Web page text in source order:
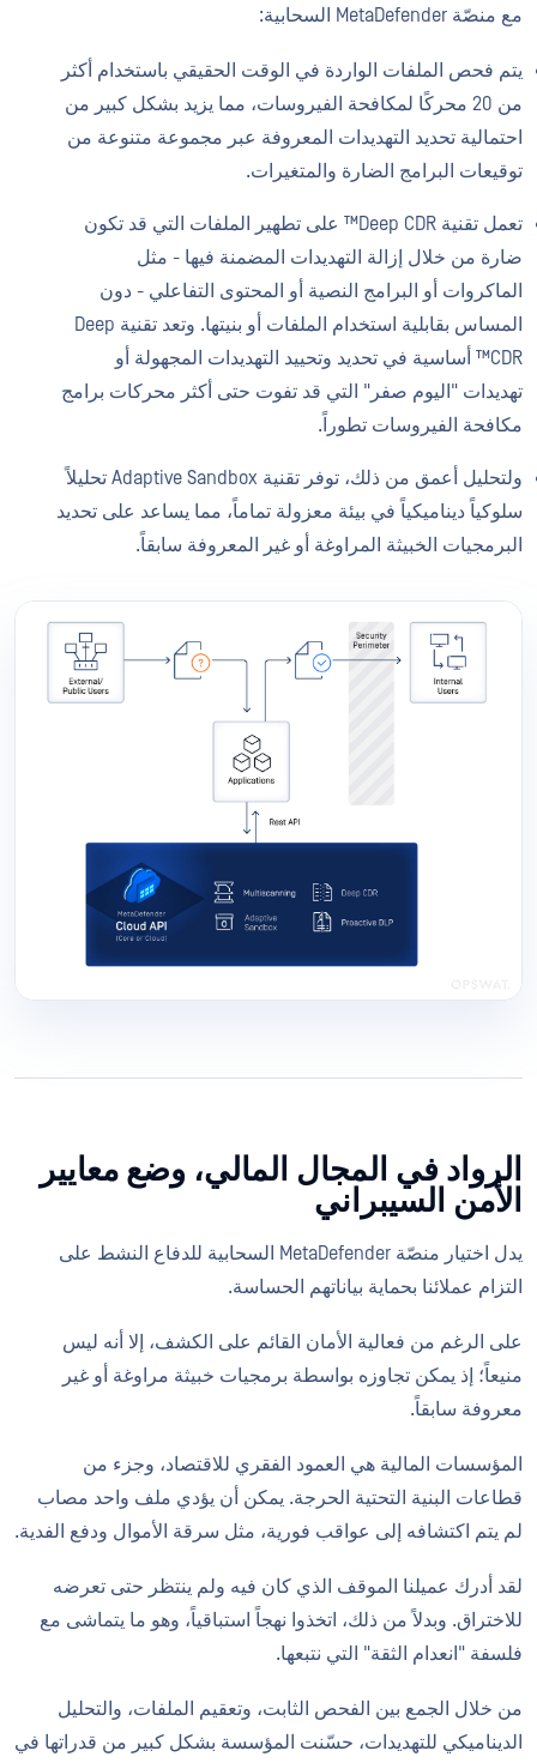
مع منصّة MetaDefender السحابية:
يتم فحص الملفات الواردة في الوقت الحقيقي باستخدام أكثر
من 20 محركًا لمكافحة الفيروسات، مما يزيد بشكل كبير من
احتمالية تحديد التهديدات المعروفة عبر مجموعة متنوعة من
توقيعات البرامج الضارة والمتغيرات.
تعمل تقنية Deep CDR™ على تطهير الملفات التي قد تكون
ضارة من خلال إزالة التهديدات المضمنة فيها - مثل
الماكروات أو البرامج النصية أو المحتوى التفاعلي - دون
المساس بقابلية استخدام الملفات أو بنيتها. وتعد تقنية Deep
CDR™ أساسية في تحديد وتحييد التهديدات المجهولة أو
تهديدات "اليوم صفر" التي قد تفوت حتى أكثر محركات برامج
مكافحة الفيروسات تطوراً.
ولتحليل أعمق من ذلك، توفر تقنية Adaptive Sandbox تحليلاً
سلوكياً ديناميكياً في بيئة معزولة تماماً، مما يساعد على تحديد
البرمجيات الخبيثة المراوغة أو غير المعروفة سابقاً.
الرواد في المجال المالي، وضع معايير
الأمن السيبراني
يدل اختيار منصّة MetaDefender السحابية للدفاع النشط على
التزام عملائنا بحماية بياناتهم الحساسة.
على الرغم من فعالية الأمان القائم على الكشف، إلا أنه ليس
منيعاً؛ إذ يمكن تجاوزه بواسطة برمجيات خبيثة مراوغة أو غير
معروفة سابقاً.
المؤسسات المالية هي العمود الفقري للاقتصاد، وجزء من
قطاعات البنية التحتية الحرجة. يمكن أن يؤدي ملف واحد مصاب
لم يتم اكتشافه إلى عواقب فورية، مثل سرقة الأموال ودفع الفدية.
لقد أدرك عميلنا الموقف الذي كان فيه ولم ينتظر حتى تعرضه
للاختراق. وبدلاً من ذلك، اتخذوا نهجاً استباقياً، وهو ما يتماشى مع
فلسفة "انعدام الثقة" التي نتبعها.
من خلال الجمع بين الفحص الثابت، وتعقيم الملفات، والتحليل
الديناميكي للتهديدات، حسّنت المؤسسة بشكل كبير من قدراتها في